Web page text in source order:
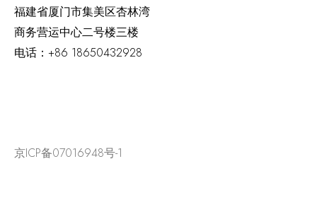
福建省厦门市集美区杏林湾
商务营运中心二号楼三楼
电话： +86 18650432928
京ICP备07016948号-1